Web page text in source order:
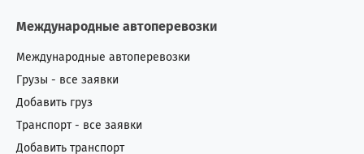
Международные автоперевозки
Международные автоперевозки
Грузы - все заявки
Добавить груз
Транспорт - все заявки
Добавить транспорт